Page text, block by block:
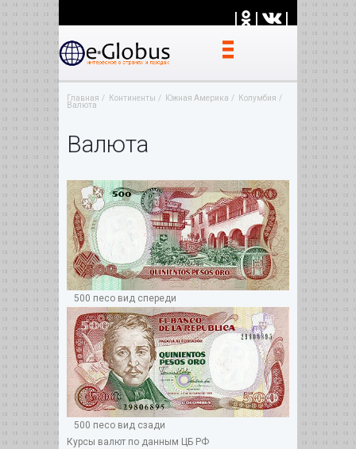
| | |
Главная Континенты Южная Америка
Колумбия
Валюта
Валюта
500 песо вид спереди
500 песо вид сзади
Курсы валют по данным ЦБ РФ